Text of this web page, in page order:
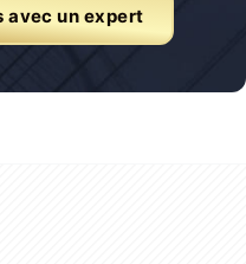
avec un expert